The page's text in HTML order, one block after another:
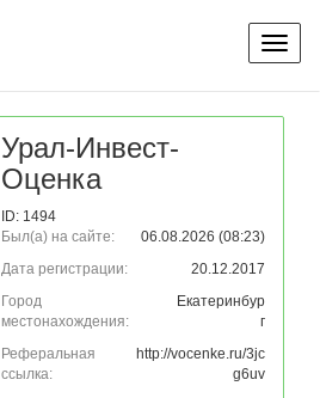
Урал-Инвест-
Оценка
ID: 1494
Был(а) на сайте:
06.08.2026 (08:23)
Дата регистрации:
20.12.2017
Город
местонахождения:
Екатеринбур
г
Реферальная
ссылка:
http://vocenke.ru/3jc
g6uv